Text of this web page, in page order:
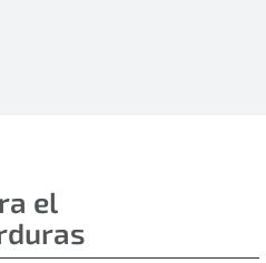
el